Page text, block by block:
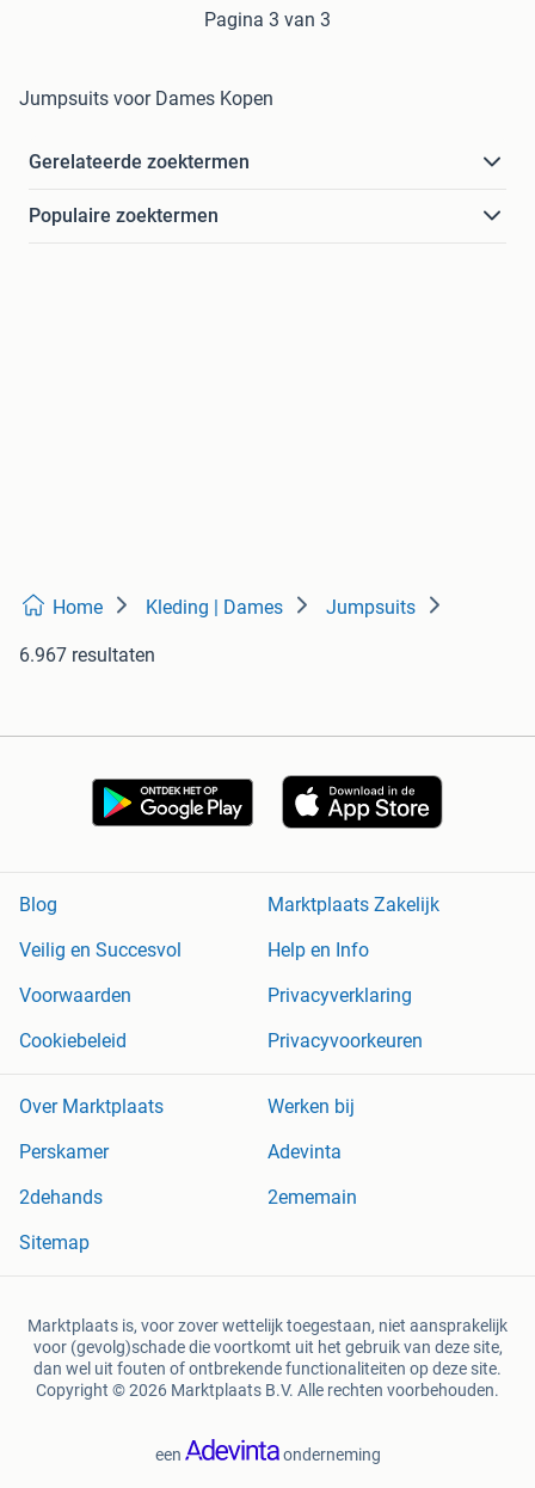
Pagina 3 van 3
Jumpsuits voor Dames Kopen
Gerelateerde zoektermen
Populaire zoektermen
Home Kleding | Dames Jumpsuits
6.967 resultaten
Blog
Marktplaats Zakelijk
Veilig en Succesvol
Help en Info
Voorwaarden
Privacyverklaring
Cookiebeleid
Privacyvoorkeuren
Over Marktplaats
Werken bij
Perskamer
Adevinta
2dehands
2ememain
Sitemap
Marktplaats is, voor zover wettelijk toegestaan, niet aansprakelijk
voor (gevolg)schade die voortkomt uit het gebruik van deze site,
dan wel uit fouten of ontbrekende functionaliteiten op deze site.
Copyright © 2026 Marktplaats B.V. Alle rechten voorbehouden.
een onderneming